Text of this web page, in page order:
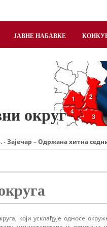
ЈАВНЕ НАБАВКЕ
округ
Зајечар – Одржана хитна
који усклађује односе